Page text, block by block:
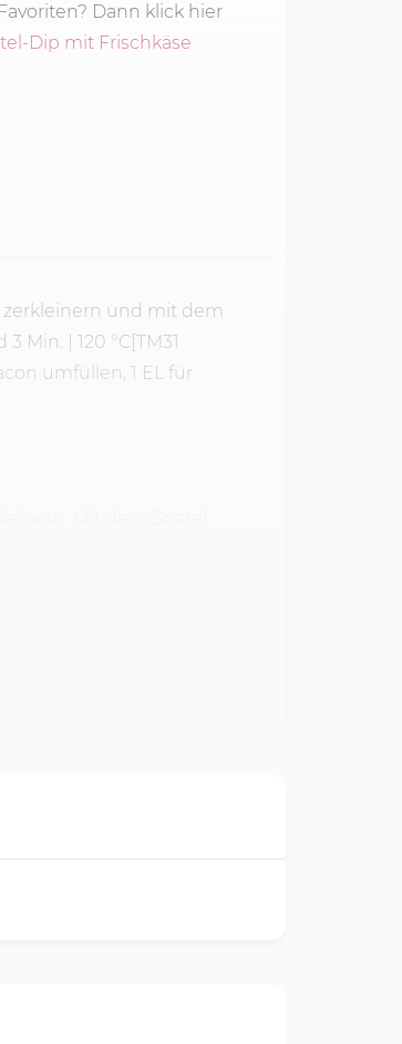
Dann klick hier
Dip mit Frischkäse
zerkleinern und mit dem
3 Min. 120 °C [TM31
umfüllen, 1 EL für